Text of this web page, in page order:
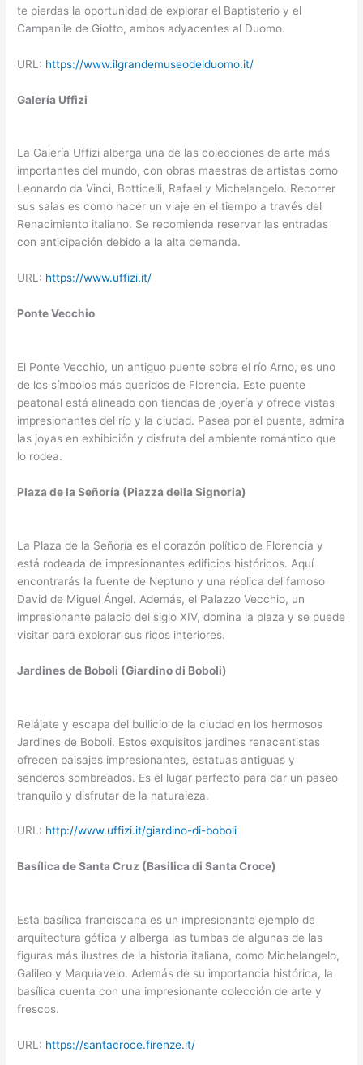
te pierdas la oportunidad de explorar el Baptisterio y el
Campanile de Giotto, ambos adyacentes al Duomo.
URL: https://www.ilgrandemuseodelduomo.it/
Galería Uffizi
La Galería Uffizi alberga una de las colecciones de arte más
importantes del mundo, con obras maestras de artistas como
Leonardo da Vinci, Botticelli, Rafael y Michelangelo. Recorrer
sus salas es como hacer un viaje en el tiempo a través del
Renacimiento italiano. Se recomienda reservar las entradas
con anticipación debido a la alta demanda.
URL: https://www.uffizi.it/
Ponte Vecchio
El Ponte Vecchio, un antiguo puente sobre el río Arno, es uno
de los símbolos más queridos de Florencia. Este puente
peatonal está alineado con tiendas de joyería y ofrece vistas
impresionantes del río y la ciudad. Pasea por el puente, admira
las joyas en exhibición y disfruta del ambiente romántico que
lo rodea.
Plaza de la Señoría (Piazza della Signoria)
La Plaza de la Señoría es el corazón político de Florencia y
está rodeada de impresionantes edificios históricos. Aquí
encontrarás la fuente de Neptuno y una réplica del famoso
David de Miguel Ángel. Además, el Palazzo Vecchio, un
impresionante palacio del siglo XIV, domina la plaza y se puede
visitar para explorar sus ricos interiores.
Jardines de Boboli (Giardino di Boboli)
Relájate y escapa del bullicio de la ciudad en los hermosos
Jardines de Boboli. Estos exquisitos jardines renacentistas
ofrecen paisajes impresionantes, estatuas antiguas y
senderos sombreados. Es el lugar perfecto para dar un paseo
tranquilo y disfrutar de la naturaleza.
URL: http://www.uffizi.it/giardino-di-boboli
Basílica de Santa Cruz (Basilica di Santa Croce)
Esta basílica franciscana es un impresionante ejemplo de
arquitectura gótica y alberga las tumbas de algunas de las
figuras más ilustres de la historia italiana, como Michelangelo,
Galileo y Maquiavelo. Además de su importancia histórica, la
basílica cuenta con una impresionante colección de arte y
frescos.
URL: https://santacroce.firenze.it/